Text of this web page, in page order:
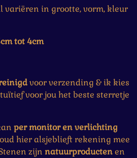
variëren in grootte, vorm, kleur
tot 4cm
voor verzending & ik kies
voor jou het beste sterretje
per monitor en verlichting
hier alsjeblieft rekening mee
zijn natuurproductenen